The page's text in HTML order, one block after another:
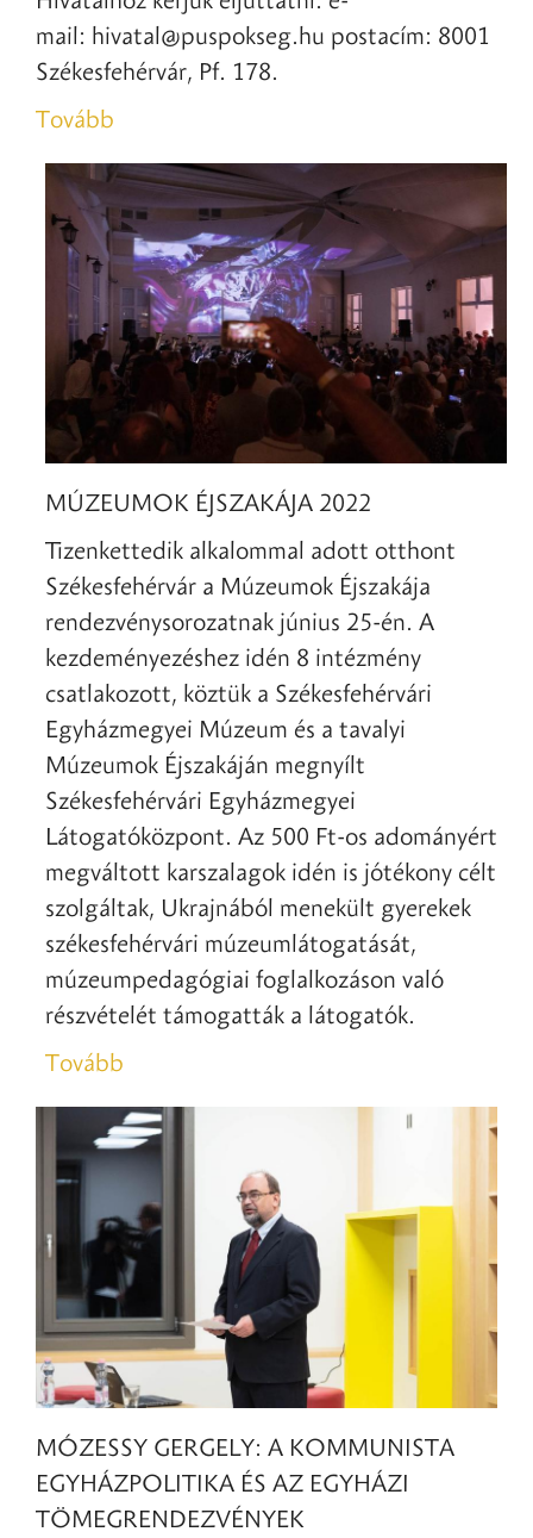
mail: hivatal@puspokseg.hu postacím: 8001
Székesfehérvár, Pf. 178.
Tovább
MÚZEUMOK ÉJSZAKÁJA 2022
Tizenkettedik alkalommal adott otthont
Székesfehérvár a Múzeumok Éjszakája
rendezvénysorozatnak június 25-én. A
kezdeményezéshez idén 8 intézmény
csatlakozott, köztük a Székesfehérvári
Egyházmegyei Múzeum és a tavalyi
Múzeumok Éjszakáján megnyílt
Székesfehérvári Egyházmegyei
Látogatóközpont. Az 500 Ft-os adományért
megváltott karszalagok idén is jótékony célt
szolgáltak, Ukrajnából menekült gyerekek
székesfehérvári múzeumlátogatását,
múzeumpedagógiai foglalkozáson való
részvételét támogatták a látogatók.
Tovább
MÓZESSY GERGELY: A KOMMUNISTA
EGYHÁZPOLITIKA ÉS AZ EGYHÁZI
TÖMEGRENDEZVÉNYEK